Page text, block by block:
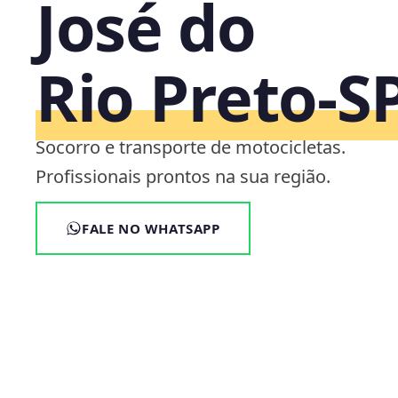
José do
Rio
Socorro e transporte de motocicletas.
Profissionais prontos na sua região.
FALE NO WHATSAPP